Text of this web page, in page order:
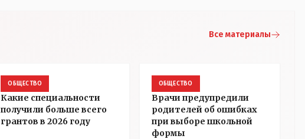
Все материалы
ОБЩЕСТВО
Какие специальности
получили больше всего
грантов в 2026 году
ОБЩЕСТВО
Врачи предупредили
родителей об ошибках
при выборе школьной
формы